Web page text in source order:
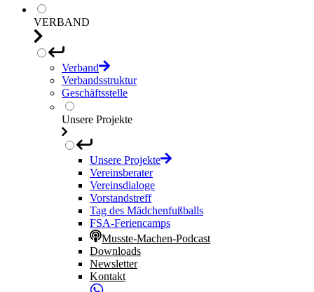
VERBAND
Verband
Verbandsstruktur
Geschäftsstelle
Unsere Projekte
Unsere Projekte
Vereinsberater
Vereinsdialoge
Vorstandstreff
Tag des Mädchenfußballs
FSA-Feriencamps
Musste-Machen-Podcast
Downloads
Newsletter
Kontakt